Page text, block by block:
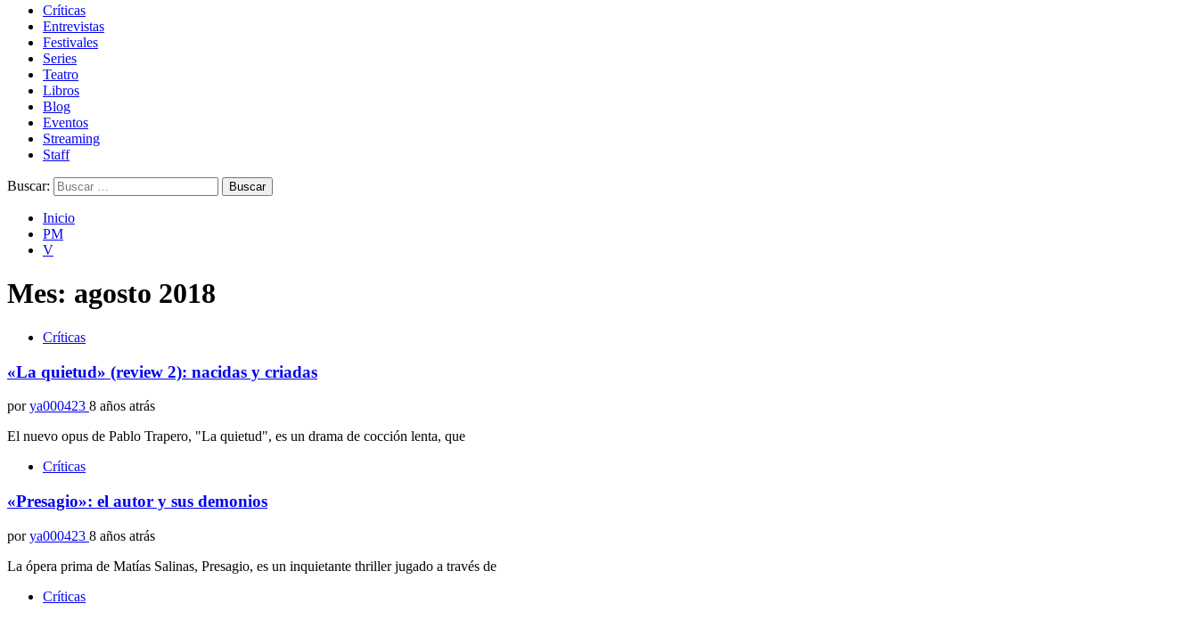
Críticas
Entrevistas
Festivales
Series
Teatro
Libros
Blog
Eventos
Streaming
Staff
Buscar:
Inicio
PM
V
Mes: agosto 2018
Críticas
«La quietud» (review 2): nacidas y criadas
por ya000423 8 años atrás
El nuevo opus de Pablo Trapero, "La quietud", es un drama de cocción lenta, que
Críticas
«Presagio»: el autor y sus demonios
por ya000423 8 años atrás
La ópera prima de Matías Salinas, Presagio, es un inquietante thriller jugado a través de
Críticas